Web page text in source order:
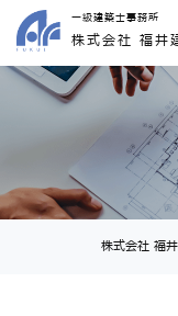
一級建築士事務所
株式会社 福井
株式会社 福